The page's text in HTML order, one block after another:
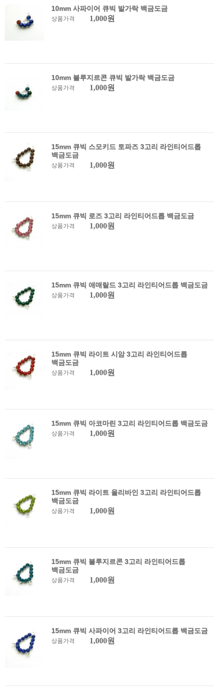
10mm 사파이어 큐빅 발가락 백금도금
상품가격 1,000원
10mm 블루지르콘 큐빅 발가락 백금도금
상품가격 1,000원
15mm 큐빅 스모키드 토파즈 3고리 라인티어드롭
백금도금
상품가격 1,000원
15mm 큐빅 로즈 3고리 라인티어드롭 백금도금
상품가격 1,000원
15mm 큐빅 애매랄드 3고리 라인티어드롭 백금도금
상품가격 1,000원
15mm 큐빅 라이트 시암 3고리 라인티어드롭
백금도금
상품가격 1,000원
15mm 큐빅 아코마린 3고리 라인티어드롭 백금도금
상품가격 1,000원
15mm 큐빅 라이트 올리바인 3고리 라인티어드롭
백금도금
상품가격 1,000원
15mm 큐빅 블루지르콘 3고리 라인티어드롭
백금도금
상품가격 1,000원
15mm 큐빅 사파이어 3고리 라인티어드롭 백금도금
상품가격 1,000원